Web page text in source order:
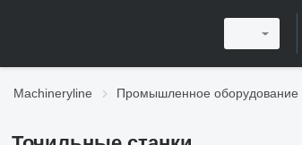
Machineryline Промышленное оборудование